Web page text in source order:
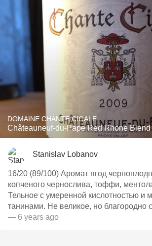
DOMAINE CHANTE CIGALE
Châteauneuf-du-Pape Red Rhone
Stanislav Lobanov
16/20 (89/100) Аромат ягод
копченого чернослива, тоффи,
Тельное с умеренной кислотностью и
танинами. Не великое, но благородно
— 6 years ago